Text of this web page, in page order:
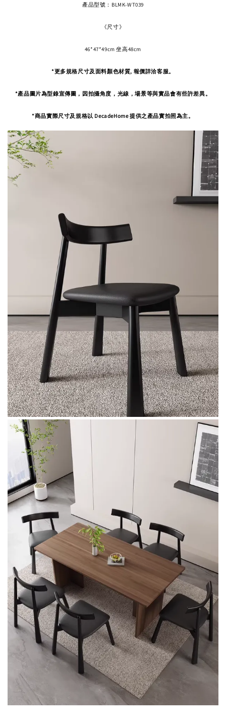
產品型號：BLMK-WT039
《尺寸》
46*47*49cm 坐高48cm
*更多規格尺寸及面料顏色材質, 報價詳洽客服。
*產品圖片為型錄宣傳圖，因拍攝角度， 光線，場景等與實品會有些許差異。
*商品實際尺寸及規格以 DecadeHome 提供之產品實拍照為主。